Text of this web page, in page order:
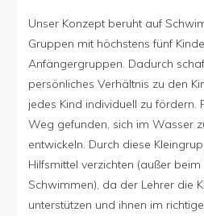
Unser Konzept beruht auf
Gruppen mit höchstens fünf
Anfängergruppen. Dadurch
persönliches Verhältnis zu den
jedes Kind individuell zu fördern.
Weg gefunden, sich im Wasser
entwickeln. Durch diese
Hilfsmittel verzichten (außer
Schwimmen), da der Lehrer die
unterstützen und ihnen im